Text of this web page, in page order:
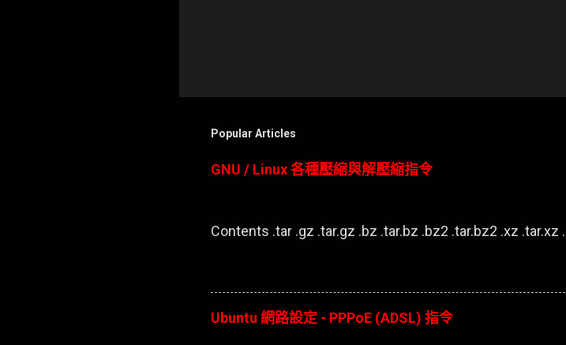
Popular Articles
GNU / Linux 各種壓縮與解壓縮指令
Contents .tar .gz .tar.gz .bz .tar.bz .bz2 .tar.bz2 .xz
Ubuntu 網路設定 - PPPoE (ADSL) 指令